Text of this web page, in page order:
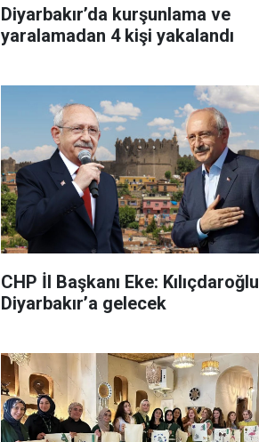
Diyarbakır’da kurşunlama ve
yaralamadan 4 kişi yakalandı
CHP İl Başkanı Eke: Kılıçdaroğlu
Diyarbakır’a gelecek